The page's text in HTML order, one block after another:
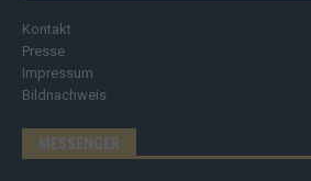
Kontakt
Presse
Impressum
Bildnachweis
MESSENGER